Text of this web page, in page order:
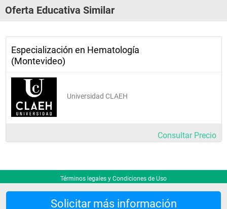
Solicitar más información
Oferta Educativa Similar
Especialización en Hematología
(Montevideo)
Universidad CLAEH
Consultar Precio
Términos legales y Condiciones de Uso